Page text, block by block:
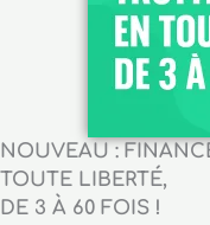
NOUVEAU :
TOUTE LIBERTÉ,
DE 3 À 60 FOIS !